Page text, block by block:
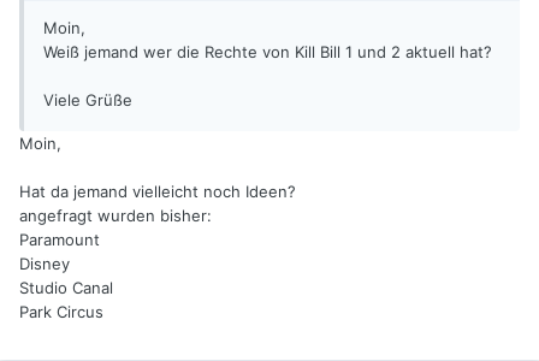
Moin,
Weiß jemand wer die Rechte von Kill Bill 1 und 2 aktuell hat?
Viele Grüße
Moin,
Hat da jemand vielleicht noch Ideen?
angefragt wurden bisher:
Paramount
Disney
Studio Canal
Park Circus